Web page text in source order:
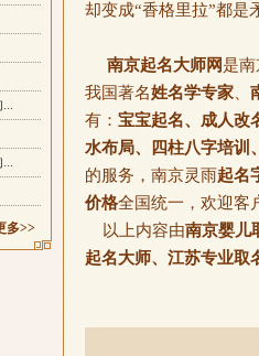
多>>
却变成“香格里拉”都是
南京起名大师网是
我国著名姓名学专家
有： 宝宝起名、成人改
水布局、四柱八字培训
的服务，南京灵雨起名
价格全国统一，欢迎客
以上内容由南京婴儿
起名大师、江苏专业取